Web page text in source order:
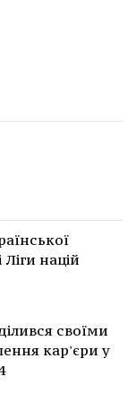
Ліги націй
своїми
кар'єри у